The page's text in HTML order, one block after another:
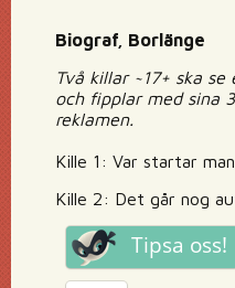
Biograf, Borlänge
Två killar ~17+ ska
och fipplar med sina
reklamen.
Kille 1: Var startar
Kille 2: Det går nog
Tipsa oss!